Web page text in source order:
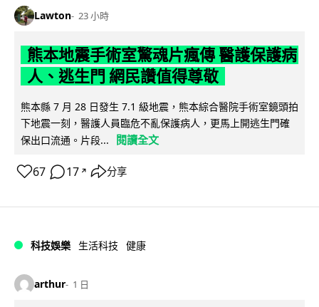
Lawton 23 小時
熊本地震手術室驚魂片瘋傳 醫護保護病
人、逃生門 網民讚值得尊敬
熊本縣 7 月 28 日發生 7.1 級地震，熊本綜合醫院手術室鏡頭拍
下地震一刻，醫護人員臨危不亂保護病人，更馬上開逃生門確
保出口流通。片段...
閱讀全文
67 17 ↗ 分享
科技娛樂 生活科技 健康
arthur 1 日